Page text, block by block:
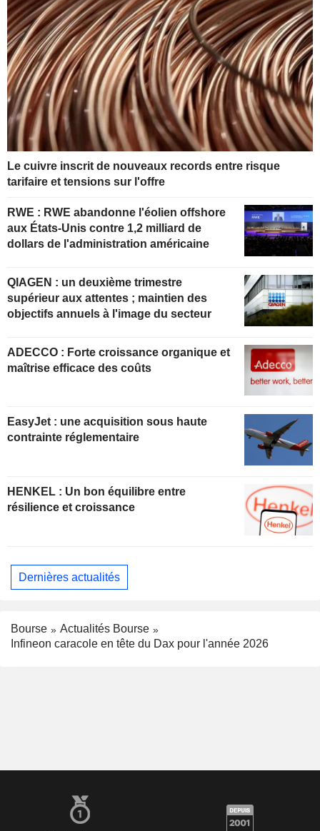
Le cuivre inscrit de nouveaux records entre risque
tarifaire et tensions sur l'offre
RWE : RWE abandonne l'éolien offshore
aux États-Unis contre 1,2 milliard de
dollars de l'administration américaine
QIAGEN : un deuxième trimestre
supérieur aux attentes ; maintien des
objectifs annuels à l'image du secteur
ADECCO : Forte croissance organique et
maîtrise efficace des coûts
EasyJet : une acquisition sous haute
contrainte réglementaire
HENKEL : Un bon équilibre entre
résilience et croissance
Dernières actualités
Bourse
Actualités Bourse
Infineon caracole en tête du Dax pour l'année 2026